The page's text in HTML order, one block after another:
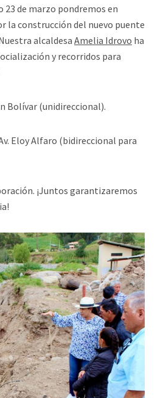
23 de marzo pondremos en
la construcción del nuevo puente
alcaldesa Amelia Idrovo ha
y recorridos para
Bolívar (unidireccional).
Eloy Alfaro (bidireccional para
¡Juntos garantizaremos